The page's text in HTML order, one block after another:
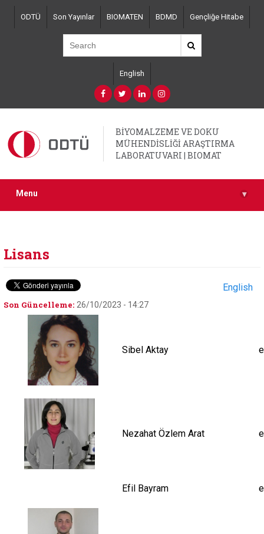
Skip
main
ODTÜ Son Yayınlar BIOMATEN BDMD Gençliğe Hitabe
English
BİYOMALZEME VE DOKU
MÜHENDİSLİĞİ ARAŞTIRMA
LABORATUVARI | BIOMAT
Menu ▾
Lisans
Son Güncelleme: 26/10/2023 - 14:27
English
Sibel Aktay
Nezahat Özlem Arat
Efil Bayram